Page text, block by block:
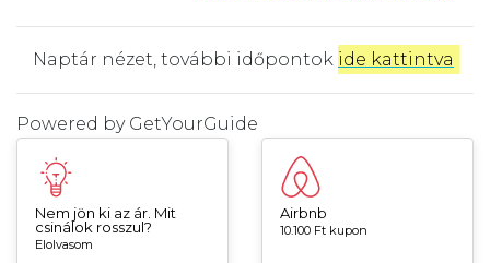
Naptár nézet, további időpontok ide kattintva
Powered by GetYourGuide
Nem jön ki az ár. Mit
csinálok rosszul?
Elolvasom
Airbnb
10.100 Ft kupon